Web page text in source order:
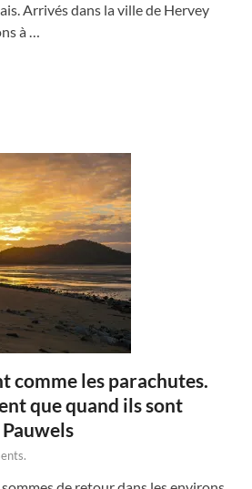
Arrivés dans la ville de Hervey
à …
comme les parachutes.
que quand ils sont